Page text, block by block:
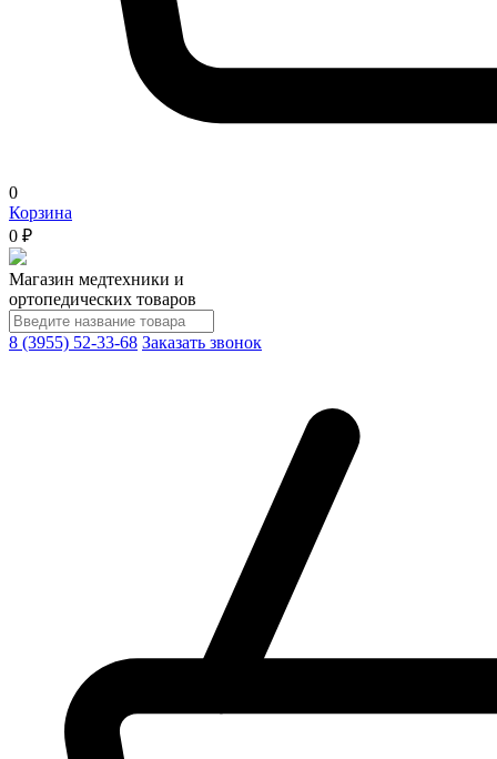
0
Корзина
0 ₽
Магазин медтехники и
ортопедических товаров
8 (3955) 52-33-68 Заказать звонок